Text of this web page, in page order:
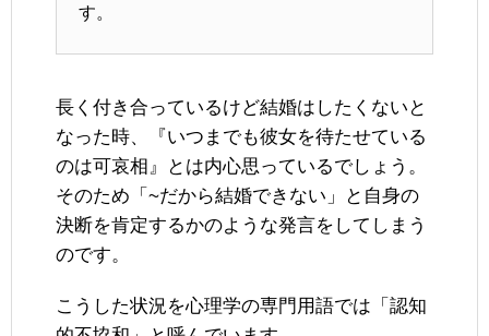
す。
長く付き合っているけど結婚はしたくないと
なった時、『いつまでも彼女を待たせている
のは可哀相』とは内心思っているでしょう。
そのため「~だから結婚できない」と自身の
決断を肯定するかのような発言をしてしまう
のです。
こうした状況を心理学の専門用語では「認知